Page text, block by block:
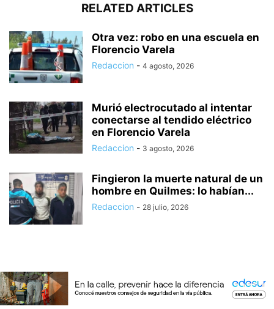
RELATED ARTICLES
Otra vez: robo en una escuela en
Florencio Varela
Redaccion - 4 agosto, 2026
Murió electrocutado al intentar
conectarse al tendido eléctrico
en Florencio Varela
Redaccion - 3 agosto, 2026
Fingieron la muerte natural de un
hombre en Quilmes: lo habían...
Redaccion - 28 julio, 2026